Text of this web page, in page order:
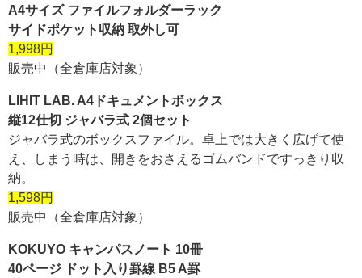
A4サイズ ファイルフォルダーラック
サイドポケット収納 取外し可
1,998円
販売中（全倉庫店対象）
LIHIT LAB. A4ドキュメントボックス
縦12仕切 ジャバラ式 2個セット
ジャバラ式のボックスファイル。卓上では大きく広げて使
え、しまう時は、開きをおさえるゴムバンドですっきり収
納。
1,598円
販売中（全倉庫店対象）
KOKUYO キャンパスノート 10冊
40ページ ドット入り罫線 B5 A罫